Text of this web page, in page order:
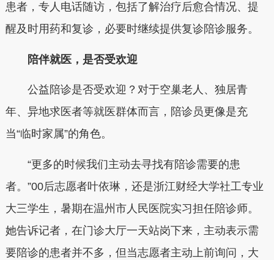
患者，专人电话随访，包括了解治疗后愈合情况、提
醒及时用药和复诊，必要时继续提供复诊陪诊服务。
陪伴就医，是否受欢迎
公益陪诊是否受欢迎？ 对于空巢老人、独居青
年、异地求医者等就医群体而言，陪诊员更像是充
当“临时家属”的角色。
“更多的时候我们主动去寻找有陪诊需要的患
者。”00后志愿者叶依琳，还是浙江财经大学社工专业
大三学生，暑期在温州市人民医院实习担任陪诊师。
她告诉记者，在门诊大厅一天站岗下来，主动表示需
要陪诊的患者并不多，但当志愿者主动上前询问，大